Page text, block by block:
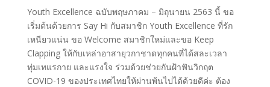
Youth Excellence ฉบับพฤษภาคม – มิถุนายน 2563 นี้ ขอ
เริ่มต้นด้วยการ Say Hi กับสมาชิก Youth Excellence ที่รัก
เหนียวแน่น ขอ Welcome สมาชิกใหม่และขอ Keep
Clapping ให้กับเหล่าอาสายุวกาชาดทุกคนที่ได้สละเวลา
ทุ่มเทแรกาย และแรงใจ ร่วมด้วยช่วยกันฝ้าฟันวิกฤต
COVID-19 ของประเทศไทยให้ผ่านพ้นไปได้ด้วยดีค่ะ ต้อง